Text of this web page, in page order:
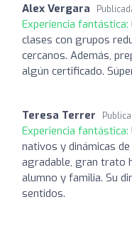
Alex Vergara
Experiencia fantástica:
clases con grupos
cercanos. Además,
algún certificado.
Teresa Terrer
Experiencia fantástica:
nativos y dinámicas
agradable, gran trato
alumno y familia. Su
sentidos.